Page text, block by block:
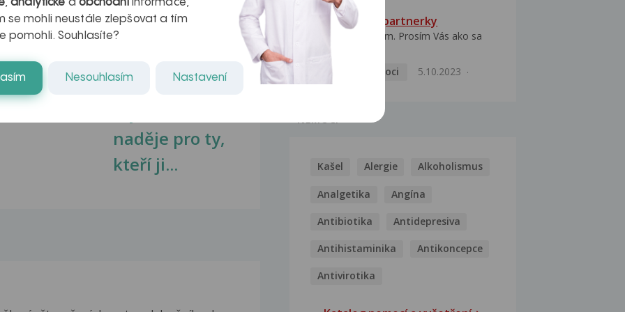
v datech a
léčba
naděje pro ty,
kteří ji...
HPV typ 52 u partnerky
Dobrý deň prajem. Prosím Vás ako sa
Pohlavní nemoci
5.10.2023
NEMOCI
Kašel Alergie Alkoholismus
Analgetika Angína
Antibiotika Antidepresiva
Antihistaminika Antikoncepce
Antivirotika
,analytické a obchodníinformace,
se mohli neustále zlepšovat a tím
pomohli. Souhlasíte?
Nesouhlasím Nastavení